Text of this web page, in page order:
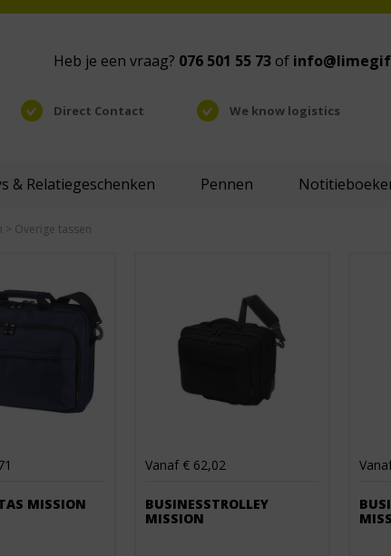
Heb je een vraag? 076 501 55 73of
Direct Contact We know logistics
& Relatiegeschenken Pennen
> Overige tassen
MISSION
Vanaf € 62,02
BUSINESSTROLLEY
MISSION